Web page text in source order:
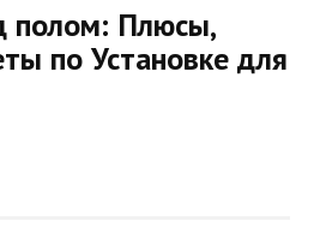
полом: Плюсы,
по Установке для